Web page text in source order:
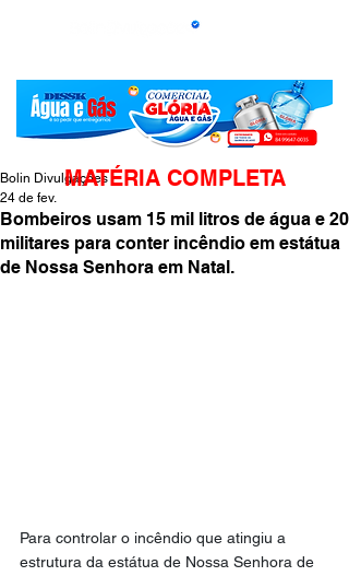
Bombeiros usam 15 mil litros de água e 20
militares para conter incêndio em estátua
de Nossa Senhora em Natal.
Bolin Divulgações
24 de fev.
Para controlar o incêndio que atingiu a
estrutura da estátua de Nossa Senhora de
MATÉRIA COMPLETA